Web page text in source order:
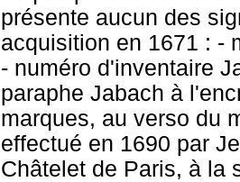
présente aucun des
acquisition en 1671 : -
- numéro d'inventaire
paraphe Jabach à
marques, au verso du
effectué en 1690 par
Châtelet de Paris, à la